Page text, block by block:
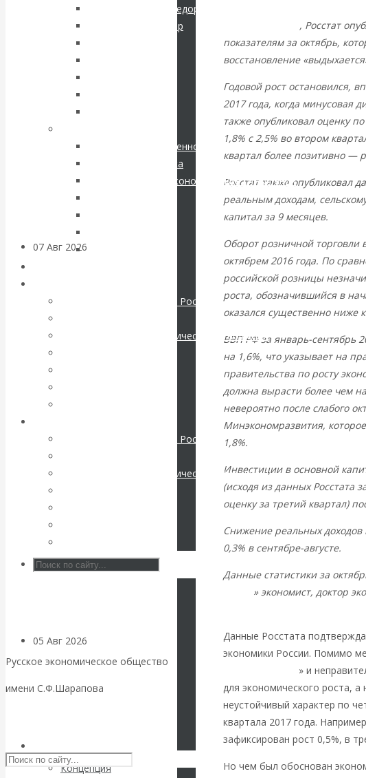
Шарапов Сергей Федорович
Соловьев Владимир
Экономика современной России
Мировая экономика
Международные экономические отношения
Экономика современной России
Международные экономические отношения
Экономика современной России
Международные экономические отношения
Русское экономическое общество
имени С.Ф.Шарапова
Концепция
кризис в России.
Проедаем
основной
капитал, но
строим
грандиозные
планы
07 Авг 2026
ВАлентин
КАтасонов. К
112-летию
начала Первой
мировой войны:
вместо победы
Россия
получила
«похабный»
05 Авг 2026
Валентин
раз на тему
, Росстат
показателям за октябрь,
восстановление
Годовой рост остановился,
2017 года, когда минусовая
также опубликовал оценку
1,8% с 2,5% во втором
квартал более позитивно —
Росстат также опубликовал
реальным доходам,
капитал за 9 месяцев.
Оборот розничной торговли
октябрем 2016 года. По
российской розницы
роста, обозначившийся в
оказался существенно ниже
ВВП РФ за январь-сентябрь
на 1,6%, что указывает на
правительства по росту
должна вырасти более чем
невероятно после слабого
Минэкономразвития,
1,8%.
Инвестиции в основной
(исходя из данных Росстата
оценку за третий квартал)
Снижение реальных доходов
0,3% в сентябре-августе.
Данные статистики за
» экономист, доктор
Данные Росстата
экономики России. Помимо
» и
для экономического роста,
неустойчивый характер по
квартала 2017 года.
зафиксирован рост 0,5%, в
Но чем был обоснован